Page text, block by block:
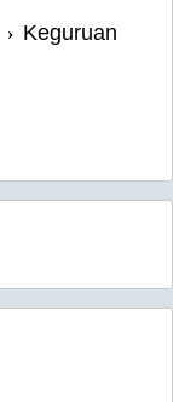
› Keguruan